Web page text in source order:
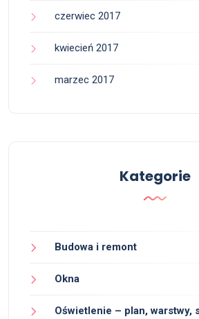
czerwiec 2017
kwiecień 2017
marzec 2017
Kategorie
Budowa i remont
Okna
Oświetlenie – plan, warstwy,